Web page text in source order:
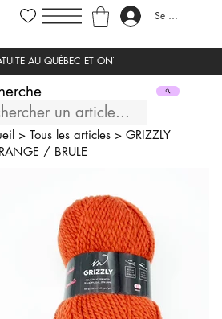
Se connecter
> Tous les articles> GRIZZLY
/ BRULE